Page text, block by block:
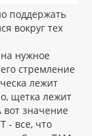
поддержать
вокруг тех
нужное
стремление
лежит
щетка лежит
значение
- все, что